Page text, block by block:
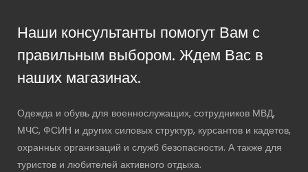
Наши консультанты помогут Вам с
правильным выбором. Ждем Вас в
наших магазинах.
Одежда и обувь для военнослужащих, сотрудников МВД,
МЧС, ФСИН и других силовых структур, курсантов и кадетов,
охранных организаций и служб безопасности. А также для
туристов и любителей активного отдыха.